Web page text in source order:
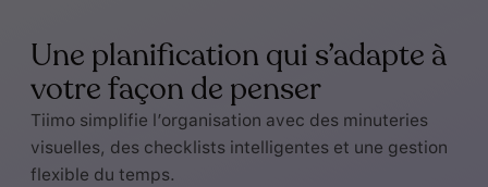
Une planification qui s’adapte à
votre façon de penser
Tiimo simplifie l’organisation avec des minuteries
visuelles, des checklists intelligentes et une gestion
flexible du temps.